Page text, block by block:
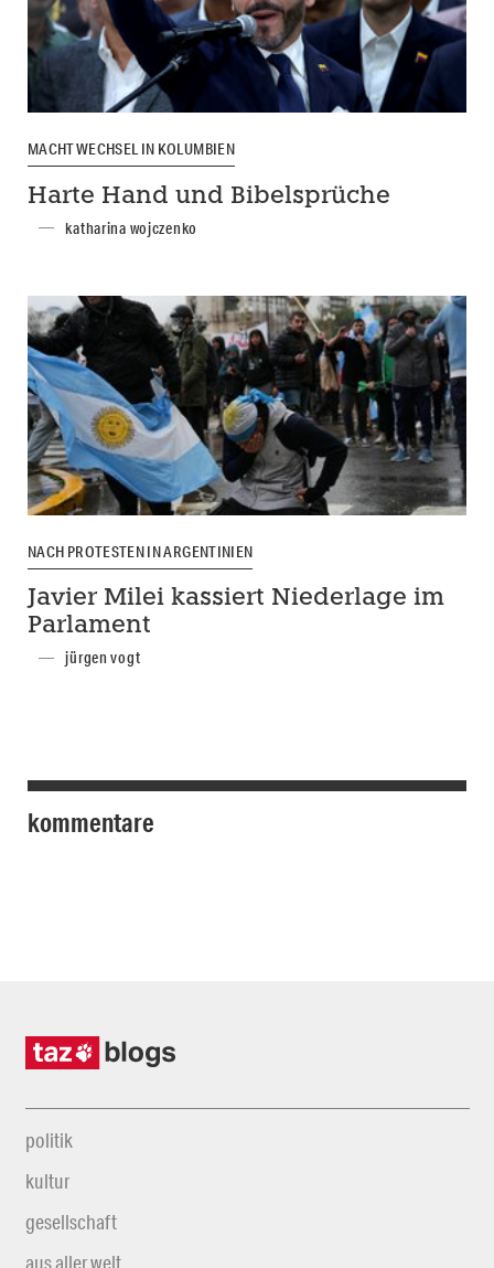
MACHTWECHSEL IN KOLUMBIEN
Harte Hand und Bibelsprüche
katharina wojczenko
NACH PROTESTEN IN ARGENTINIEN
Javier Milei kassiert Niederlage im
Parlament
jürgen vogt
kommentare
politik
kultur
gesellschaft
aus aller welt